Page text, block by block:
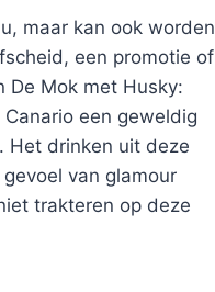
maar kan ook worden
een promotie of
De Mok met Husky:
een geweldig
Het drinken uit deze
van glamour
trakteren op deze